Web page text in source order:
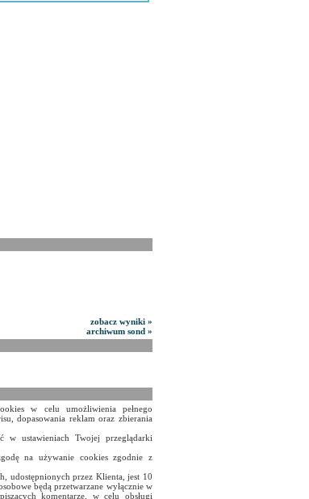
zobacz wyniki »
archiwum sond »
w celu umożliwienia pełnego
dopasowania reklam oraz zbierania
w ustawieniach Twojej przeglądarki
na używanie cookies zgodnie z
udostępnionych przez Klienta, jest 10
będą przetwarzane wyłącznie w
komentarze, w celu obsługi